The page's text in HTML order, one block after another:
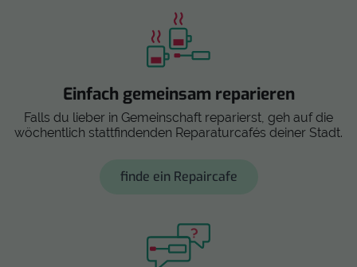
Einfach gemeinsam reparieren
Falls du lieber in Gemeinschaft reparierst, geh auf die
wöchentlich stattfindenden Reparaturcafés deiner Stadt.
finde ein Repaircafe